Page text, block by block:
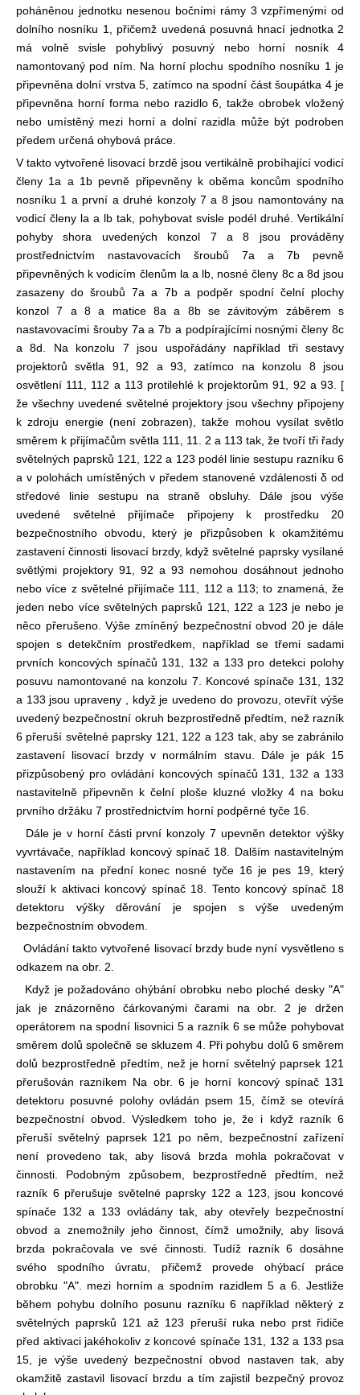
poháněnou jednotku nesenou bočními rámy 3 vzpřímenými od
dolního nosníku 1, přičemž uvedená posuvná hnací jednotka 2
má volně svisle pohyblivý posuvný nebo horní nosník 4
namontovaný pod ním. Na horní plochu spodního nosníku 1 je
připevněna dolní vrstva 5, zatímco na spodní část šoupátka 4 je
připevněna horní forma nebo razidlo 6, takže obrobek vložený
nebo umístěný mezi horní a dolní razidla může být podroben
předem určená ohybová práce.
V takto vytvořené lisovací brzdě jsou vertikálně probíhající vodicí
členy 1a a 1b pevně připevněny k oběma koncům spodního
nosníku 1 a první a druhé konzoly 7 a 8 jsou namontovány na
vodicí členy la a lb tak, pohybovat svisle podél druhé. Vertikální
pohyby shora uvedených konzol 7 a 8 jsou prováděny
prostřednictvím nastavovacích šroubů 7a a 7b pevně
připevněných k vodicím členům la a lb, nosné členy 8c a 8d jsou
zasazeny do šroubů 7a a 7b a podpěr spodní čelní plochy
konzol 7 a 8 a matice 8a a 8b se závitovým záběrem s
nastavovacími šrouby 7a a 7b a podpírajícími nosnými členy 8c
a 8d. Na konzolu 7 jsou uspořádány například tři sestavy
projektorů světla 91, 92 a 93, zatímco na konzolu 8 jsou
osvětlení 111, 112 a 113 protilehlé k projektorům 91, 92 a 93. [
že všechny uvedené světelné projektory jsou všechny připojeny
k zdroju energie (není zobrazen), takže mohou vysílat světlo
směrem k přijímačům světla 111, 11. 2 a 113 tak, že tvoří tři řady
světelných paprsků 121, 122 a 123 podél linie sestupu razníku 6
a v polohách umístěných v předem stanovené vzdálenosti δ od
středové linie sestupu na straně obsluhy. Dále jsou výše
uvedené světelné přijímače připojeny k prostředku 20
bezpečnostního obvodu, který je přizpůsoben k okamžitému
zastavení činnosti lisovací brzdy, když světelné paprsky vysílané
světlými projektory 91, 92 a 93 nemohou dosáhnout jednoho
nebo více z světelné přijímače 111, 112 a 113; to znamená, že
jeden nebo více světelných paprsků 121, 122 a 123 je nebo je
něco přerušeno. Výše zmíněný bezpečnostní obvod 20 je dále
spojen s detekčním prostředkem, například se třemi sadami
prvních koncových spínačů 131, 132 a 133 pro detekci polohy
posuvu namontované na konzolu 7. Koncové spínače 131, 132
a 133 jsou upraveny , když je uvedeno do provozu, otevřít výše
uvedený bezpečnostní okruh bezprostředně předtím, než razník
6 přeruší světelné paprsky 121, 122 a 123 tak, aby se zabránilo
zastavení lisovací brzdy v normálním stavu. Dále je pák 15
přizpůsobený pro ovládání koncových spínačů 131, 132 a 133
nastavitelně připevněn k čelní ploše kluzné vložky 4 na boku
prvního držáku 7 prostřednictvím horní podpěrné tyče 16.
Dále je v horní části první konzoly 7 upevněn detektor výšky
vyvrtávače, například koncový spínač 18. Dalším nastavitelným
nastavením na přední konec nosné tyče 16 je pes 19, který
slouží k aktivaci koncový spínač 18. Tento koncový spínač 18
detektoru výšky děrování je spojen s výše uvedeným
bezpečnostním obvodem.
Ovládání takto vytvořené lisovací brzdy bude nyní vysvětleno s
odkazem na obr. 2.
Když je požadováno ohýbání obrobku nebo ploché desky "A"
jak je znázorněno čárkovanými čarami na obr. 2 je držen
operátorem na spodní lisovnici 5 a razník 6 se může pohybovat
směrem dolů společně se skluzem 4. Při pohybu dolů 6 směrem
dolů bezprostředně předtím, než je horní světelný paprsek 121
přerušován razníkem Na obr. 6 je horní koncový spínač 131
detektoru posuvné polohy ovládán psem 15, čímž se otevírá
bezpečnostní obvod. Výsledkem toho je, že i když razník 6
přeruší světelný paprsek 121 po něm, bezpečnostní zařízení
není provedeno tak, aby lisová brzda mohla pokračovat v
činnosti. Podobným způsobem, bezprostředně předtím, než
razník 6 přerušuje světelné paprsky 122 a 123, jsou koncové
spínače 132 a 133 ovládány tak, aby otevřely bezpečnostní
obvod a znemožnily jeho činnost, čímž umožnily, aby lisová
brzda pokračovala ve své činnosti. Tudíž razník 6 dosáhne
svého spodního úvratu, přičemž provede ohýbací práce
obrobku "A". mezi horním a spodním razidlem 5 a 6. Jestliže
během pohybu dolního posunu razníku 6 například některý z
světelných paprsků 121 až 123 přeruší ruka nebo prst řidiče
před aktivaci jakéhokoliv z koncové spínače 131, 132 a 133 psa
15, je výše uvedený bezpečnostní obvod nastaven tak, aby
okamžitě zastavil lisovací brzdu a tím zajistil bezpečný provoz